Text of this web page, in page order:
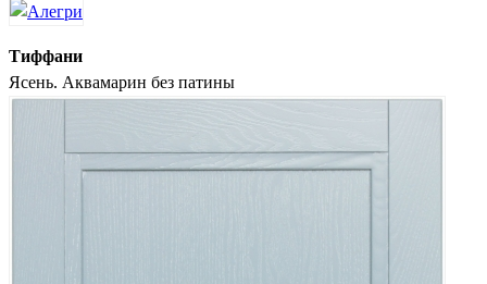
Тиффани
Ясень. Аквамарин без патины